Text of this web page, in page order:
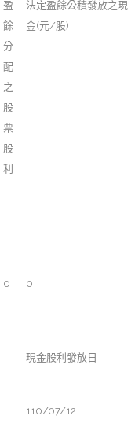
盈
餘
分
配
之
股
票
股
利
法定盈餘公積發放之現
金(元/股)
0 0
現金股利發放日
110/07/12